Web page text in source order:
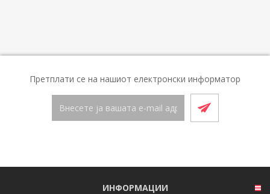
Претплати се на нашиот електронски информатор
ИНФОРМАЦИИ